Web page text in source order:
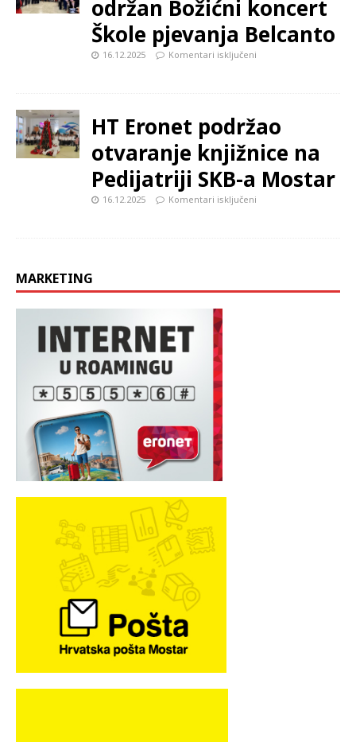
održan Božićni koncert
Škole pjevanja Belcanto
16.12.2025 Komentari isključeni
HT Eronet podržao
otvaranje knjižnice na
Pedijatriji SKB-a Mostar
16.12.2025 Komentari isključeni
MARKETING